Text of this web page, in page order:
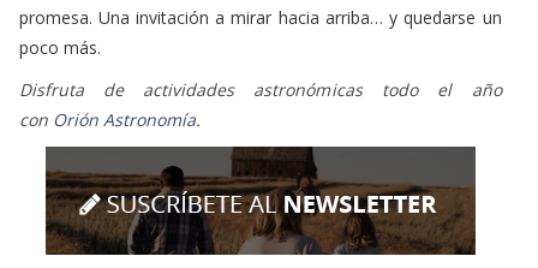
promesa. Una invitación a mirar hacia arriba… y quedarse un
poco más.
Disfruta de actividades astronómicas todo el año
con Orión Astronomía.